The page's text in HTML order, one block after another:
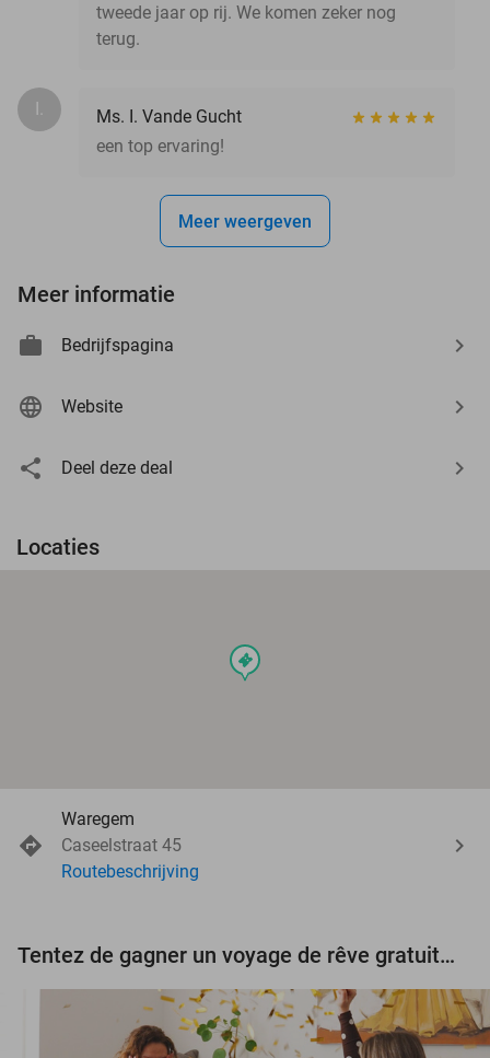
tweede jaar op rij. We komen zeker nog
terug.
I.
Ms. I. Vande Gucht
een top ervaring!
Meer weergeven
Meer informatie
Bedrijfspagina
Website
Deel deze deal
Locaties
events
Waregem
Caseelstraat 45
Routebeschrijving
Tentez de gagner un voyage de rêve gratuit d'une valeur de 3.000 € !